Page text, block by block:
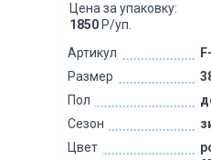
Артикул
Размер
Пол
Сезон
Цвет
Цена за упаковку:
1850 Р/уп.